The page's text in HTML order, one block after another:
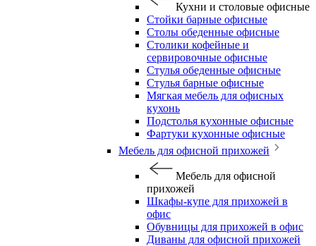
Кухни и столовые офисные
Стойки барные офисные
Столы обеденные офисные
Столики кофейные и
сервировочные офисные
Стулья обеденные офисные
Стулья барные офисные
Мягкая мебель для офисных
кухонь
Подстолья кухонные офисные
Фартуки кухонные офисные
Мебель для офисной прихожей
Мебель для офисной
прихожей
Шкафы-купе для прихожей в
офис
Обувницы для прихожей в офис
Диваны для офисной прихожей